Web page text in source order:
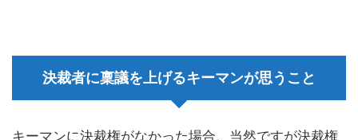
決裁者に稟議を上げるキーマンが思うこと
キーマンに決裁権がなかった場合、当然ですが決裁権